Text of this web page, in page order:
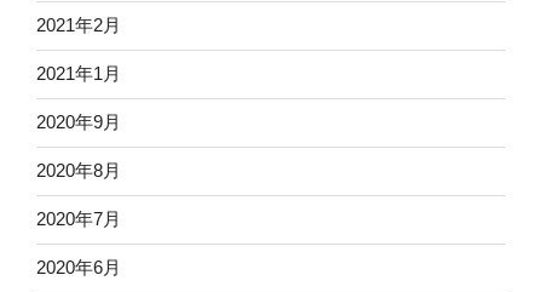
2021年2月
2021年1月
2020年9月
2020年8月
2020年7月
2020年6月